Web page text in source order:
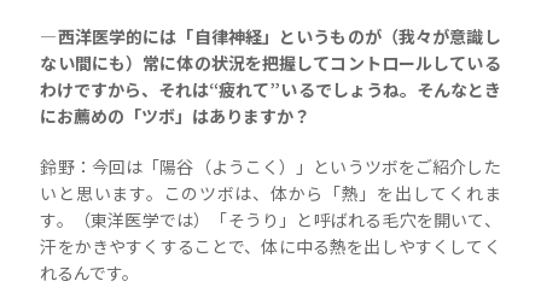
―西洋医学的には「自律神経」というものが（我々が意識し
ない間にも）常に体の状況を把握してコントロールしている
わけですから、それは“疲れて”いるでしょうね。そんなとき
にお薦めの「ツボ」はありますか？
鈴野：今回は「陽谷（ようこく）」というツボをご紹介した
いと思います。このツボは、体から「熱」を出してくれま
す。（東洋医学では）「そうり」と呼ばれる毛穴を開いて、
汗をかきやすくすることで、体に中る熱を出しやすくしてく
れるんです。